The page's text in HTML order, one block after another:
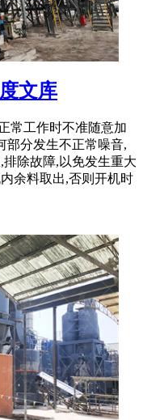
文库
常工作时不准随意加
部分发生不正常噪音,
除故障,以免发生重大
余料取出,否则开机时